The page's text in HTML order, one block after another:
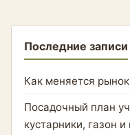
Последние записи
Как меняется
Посадочный план
кустарники, газон